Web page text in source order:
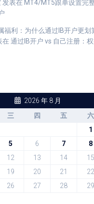
发表在 MT4/MT5跟单设置完
福利：为什么通过IB开户更划
在 通过IB开户 vs 自己注册：
2026 年 8 月
三 四 五 六
1
5 6 7 8
12 13 14 15
19 20 21 22
26 27 28 29